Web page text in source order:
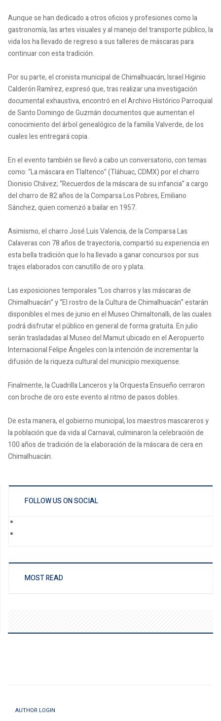
Aunque se han dedicado a otros oficios y profesiones como la
gastronomía, las artes visuales y al manejo del transporte público, la
vida los ha llevado de regreso a sus talleres de máscaras para
continuar con esta tradición.
Por su parte, el cronista municipal de Chimalhuacán, Israel Higinio
Calderón Ramírez, expresó que, tras realizar una investigación
documental exhaustiva, encontró en el Archivo Histórico Parroquial
de Santo Domingo de Guzmán documentos que aumentan el
conocimiento del árbol genealógico de la familia Valverde, de los
cuales les entregará copia.
En el evento también se llevó a cabo un conversatorio, con temas
como: “La máscara en Tlaltenco” (Tláhuac, CDMX) por el charro
Dionisio Chávez; “Recuerdos de la máscara de su infancia” a cargo
del charro de 82 años de la Comparsa Los Pobres, Emiliano
Sánchez, quien comenzó a bailar en 1957.
Asimismo, el charro José Luis Valencia, de la Comparsa Las
Calaveras con 78 años de trayectoria, compartió su experiencia en
esta bella tradición que lo ha llevado a ganar concursos por sus
trajes elaborados con canutillo de oro y plata.
Las exposiciones temporales “Los charros y las máscaras de
Chimalhuacán” y “El rostro de la Cultura de Chimalhuacán” estarán
disponibles el mes de junio en el Museo Chimaltonalli, de las cuales
podrá disfrutar el público en general de forma gratuita. En julio
serán trasladadas al Museo del Mamut ubicado en el Aeropuerto
Internacional Felipe Ángeles con la intención de incrementar la
difusión de la riqueza cultural del municipio mexiquense.
Finalmente, la Cuadrilla Lanceros y la Orquesta Ensueño cerraron
con broche de oro este evento al ritmo de pasos dobles.
De esta manera, el gobierno municipal, los maestros mascareros y
la población que da vida al Carnaval, culminaron la celebración de
100 años de tradición de la elaboración de la máscara de cera en
Chimalhuacán.
FOLLOW US ON SOCIAL
MOST READ
AUTHOR LOGIN